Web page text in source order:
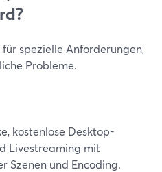
spezielle Anforderungen,
Probleme.
kostenlose Desktop-
Livestreaming mit
Szenen und Encoding.